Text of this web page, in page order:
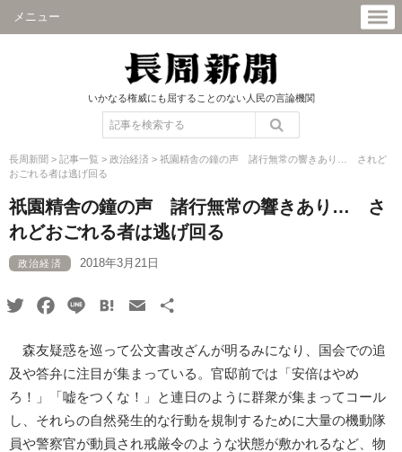
メニュー
いかなる権威にも屈することのない人民の言論機関
長周新聞 > 記事一覧 > 政治経済 > 祇園精舎の鐘の声 諸行無常の響きあり… されど
おごれる者は逃げ回る
祇園精舎の鐘の声 諸行無常の響きあり… さ
れどおごれる者は逃げ回る
政治経済 2018年3月21日
TwitterFacebook
Line HatenaEmail
森友疑惑を巡って公文書改ざんが明るみになり、国会での追
及や答弁に注目が集まっている。官邸前では「安倍はやめ
ろ！」「嘘をつくな！」と連日のように群衆が集まってコール
し、それらの自然発生的な行動を規制するために大量の機動隊
員や警察官が動員され戒厳令のような状態が敷かれるなど、物